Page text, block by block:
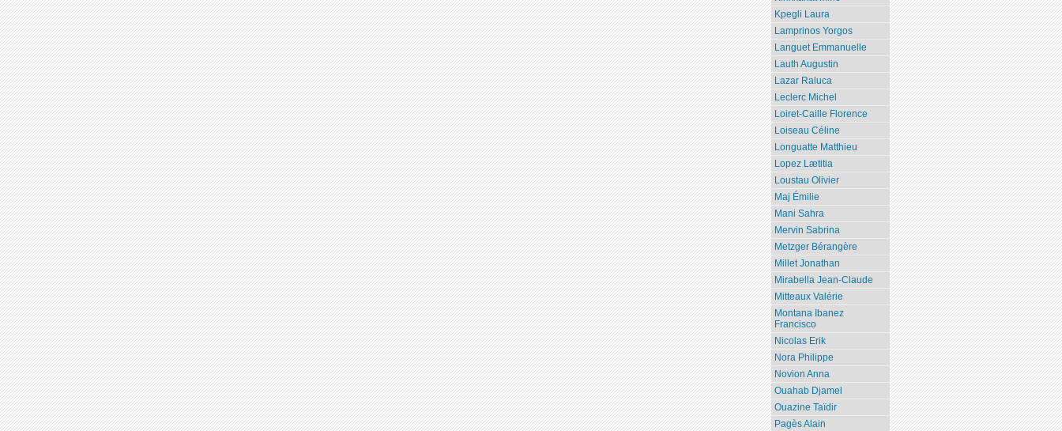
Kpegli Laura
Lamprinos Yorgos
Languet Emmanuelle
Lauth Augustin
Lazar Raluca
Leclerc Michel
Loiret-Caille Florence
Loiseau Céline
Longuatte Matthieu
Lopez Lætitia
Loustau Olivier
Maj Émilie
Mani Sahra
Mervin Sabrina
Metzger Bérangère
Millet Jonathan
Mirabella Jean-Claude
Mitteaux Valérie
Montana Ibanez
Francisco
Nicolas Erik
Nora Philippe
Novion Anna
Ouahab Djamel
Ouazine Taïdir
Pagès Alain